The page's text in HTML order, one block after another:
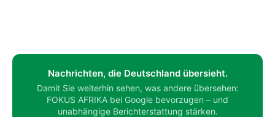
Nachrichten, die Deutschland übersieht.
Damit Sie weiterhin sehen, was andere übersehen:
FOKUS AFRIKA bei Google bevorzugen – und
unabhängige Berichterstattung stärken.